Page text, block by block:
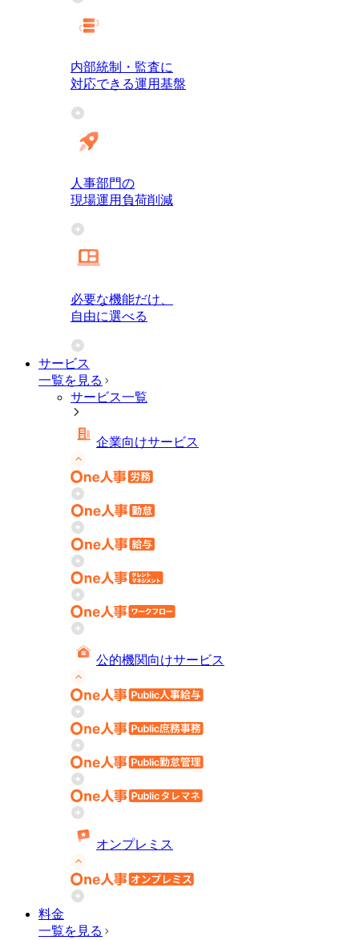
内部統制・監査に
対応できる運用基盤
人事部門の
現場運用負荷削減
必要な機能だけ、
自由に選べる
サービス
一覧を見る
サービス一覧
企業向けサービス
公的機関向けサービス
オンプレミス
料金
一覧を見る